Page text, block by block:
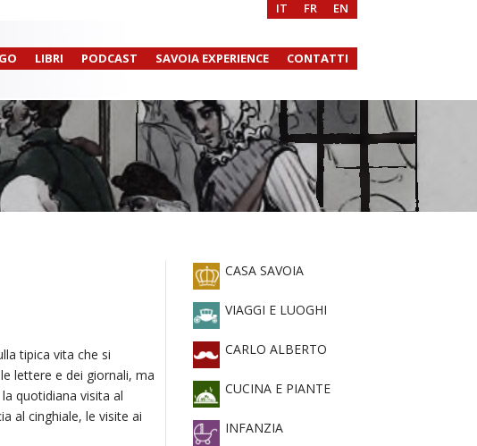
IT FR EN
LIBRI PODCAST SAVOIA EXPERIENCE CONTATTI
tipica vita che si
lettere e dei giornali, ma
quotidiana visita al
al cinghiale, le visite ai
CASA SAVOIA
VIAGGI E LUOGHI
CARLO ALBERTO
CUCINA E PIANTE
INFANZIA